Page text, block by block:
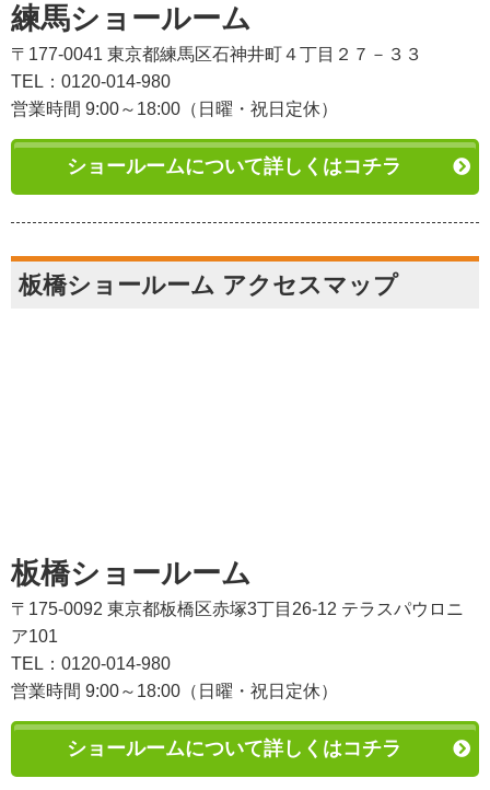
練馬ショールーム
〒177-0041 東京都練馬区石神井町４丁目２７－３３
TEL：0120-014-980
営業時間 9:00～18:00（日曜・祝日定休）
ショールームについて詳しくはコチラ
板橋ショールーム アクセスマップ
板橋ショールーム
〒175-0092 東京都板橋区赤塚3丁目26-12 テラスパウロニ
ア101
TEL：0120-014-980
営業時間 9:00～18:00（日曜・祝日定休）
ショールームについて詳しくはコチラ